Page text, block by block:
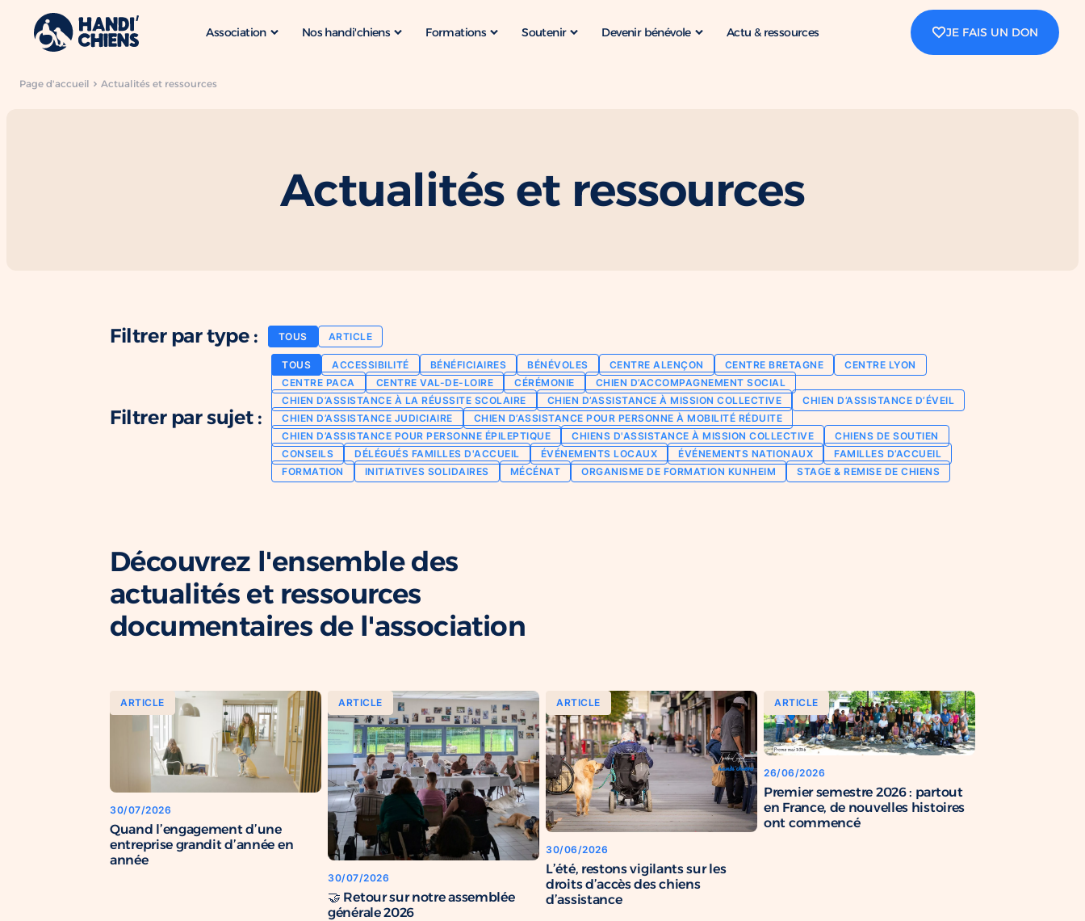
Association Nos handi'chiens Formations Soutenir Devenir bénévole Actu & ressources JE FAIS UN DON
Page d'accueil Actualités et ressources
Actualités et ressources
Filtrer par type : TOUS ARTICLE
Filtrer par sujet :
TOUS ACCESSIBILITÉ BÉNÉFICIAIRES BÉNÉVOLES CENTRE ALENÇON CENTRE BRETAGNE
CENTRE LYON
CENTRE PACA
CENTRE VAL-DE-LOIRE CÉRÉMONIE
CHIEN D’ACCOMPAGNEMENT SOCIAL
CHIEN D’ASSISTANCE À LA RÉUSSITE SCOLAIRE
CHIEN D’ASSISTANCE À MISSION COLLECTIVE
CHIEN D’ASSISTANCE D’ÉVEIL
CHIEN D’ASSISTANCE JUDICIAIRE
CHIEN D’ASSISTANCE POUR PERSONNE À MOBILITÉ RÉDUITE
CHIEN D’ASSISTANCE POUR PERSONNE ÉPILEPTIQUE
CHIENS D'ASSISTANCE À MISSION COLLECTIVE
CHIENS DE SOUTIEN
CONSEILS
DÉLÉGUÉS FAMILLES D'ACCUEIL ÉVÉNEMENTS LOCAUX ÉVÉNEMENTS NATIONAUX
FAMILLES D’ACCUEIL
FORMATION
INITIATIVES SOLIDAIRES MÉCÉNAT ORGANISME DE FORMATION KUNHEIM STAGE & REMISE DE CHIENS
Découvrez l'ensemble des
actualités et ressources
documentaires de l'association
ARTICLE
30/07/2026
Quand l’engagement d’une
entreprise grandit d’année en
année
ARTICLE
30/07/2026
🤝 Retour sur notre assemblée
générale 2026
ARTICLE
30/06/2026
L’été, restons vigilants sur les
droits d’accès des chiens
d’assistance
ARTICLE
26/06/2026
Premier semestre 2026 : partout
en France, de nouvelles histoires
ont commencé